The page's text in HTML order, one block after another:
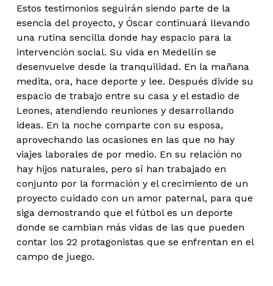
Estos testimonios seguirán siendo parte de la
esencia del proyecto, y Óscar continuará llevando
una rutina sencilla donde hay espacio para la
intervención social. Su vida en Medellín se
desenvuelve desde la tranquilidad. En la mañana
medita, ora, hace deporte y lee. Después divide su
espacio de trabajo entre su casa y el estadio de
Leones, atendiendo reuniones y desarrollando
ideas. En la noche comparte con su esposa,
aprovechando las ocasiones en las que no hay
viajes laborales de por medio. En su relación no
hay hijos naturales, pero sí han trabajado en
conjunto por la formación y el crecimiento de un
proyecto cuidado con un amor paternal, para que
siga demostrando que el fútbol es un deporte
donde se cambian más vidas de las que pueden
contar los 22 protagonistas que se enfrentan en el
campo de juego.